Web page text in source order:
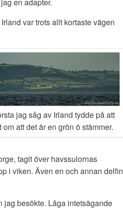
var trots allt kortaste vägen
jag såg av Irland tydde på att
om att det är en grön ö stämmer.
tagit över havssulornas
i viken. Även en och annan delfin
jag besökte. Låga intetsägande